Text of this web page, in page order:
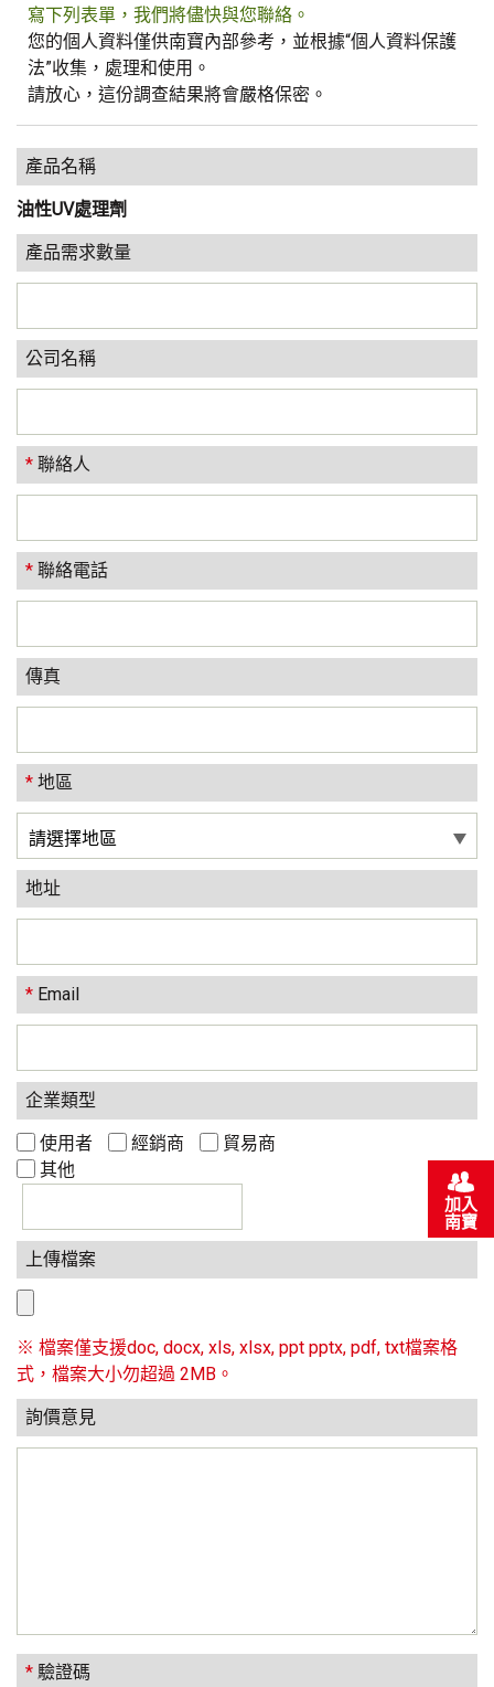
寫下列表單，我們將儘快與您聯絡。
您的個人資料僅供南寶內部參考，並根據“個人資料保護
法”收集，處理和使用。
請放心，這份調查結果將會嚴格保密。
產品名稱
油性UV處理劑
產品需求數量
公司名稱
* 聯絡人
* 聯絡電話
傳真
* 地區
地址
* Email
企業類型
使用者 經銷商
貿易商
其他
上傳檔案
※ 檔案僅支援doc, docx, xls, xlsx, ppt pptx, pdf, txt檔案格
式，檔案大小勿超過 2MB。
詢價意見
* 驗證碼
加入
南寶